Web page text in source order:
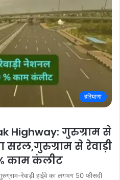
हरियाणा
Highway: गुरुग्राम से
सरल,गुरुग्राम से रेवाड़ी
काम कंलीट
रेवाड़ी हाईवे का लगभग 50 फीसदी